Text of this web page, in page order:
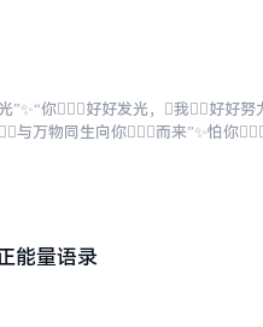
”✨“你好好发光，我好好努
与万物同生向你而来”✨怕你
能量语录